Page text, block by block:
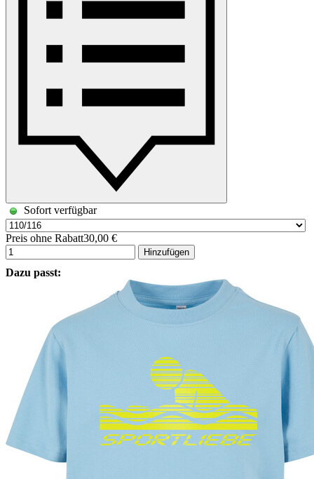
Sofort verfügbar
Preis ohne Rabatt30,00 €
Hinzufügen
Dazu passt: